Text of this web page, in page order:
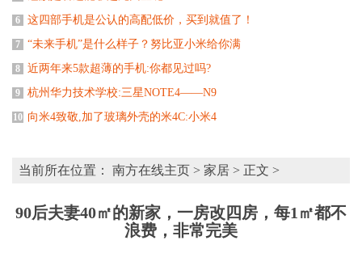
6 这四部手机是公认的高配低价，买到就值了！
7 “未来手机”是什么样子？努比亚小米给你满
8 近两年来5款超薄的手机:你都见过吗?
9 杭州华力技术学校:三星NOTE4——N9
10 向米4致敬,加了玻璃外壳的米4C:小米4
当前所在位置： 南方在线主页 > 家居 > 正文 >
90后夫妻40㎡的新家，一房改四房，每1㎡都不
浪费，非常完美